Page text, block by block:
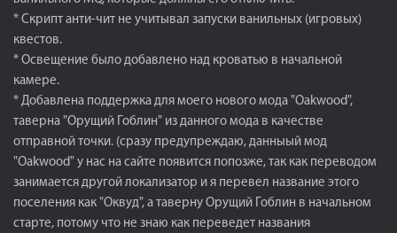
* Скрипт анти-чит не учитывал запуски ванильных (игровых)
квестов.
* Освещение было добавлено над кроватью в начальной
камере.
* Добавлена поддержка для моего нового мода "Oakwood",
таверна "Орущий Гоблин" из данного мода в качестве
отправной точки. (сразу предупреждаю, данныый мод
"Oakwood" у нас на сайте появится попозже, так как переводом
занимается другой локализатор и я перевел название этого
поселения как "Оквуд", а таверну Орущий Гоблин в начальном
старте, потому что не знаю как переведет названия